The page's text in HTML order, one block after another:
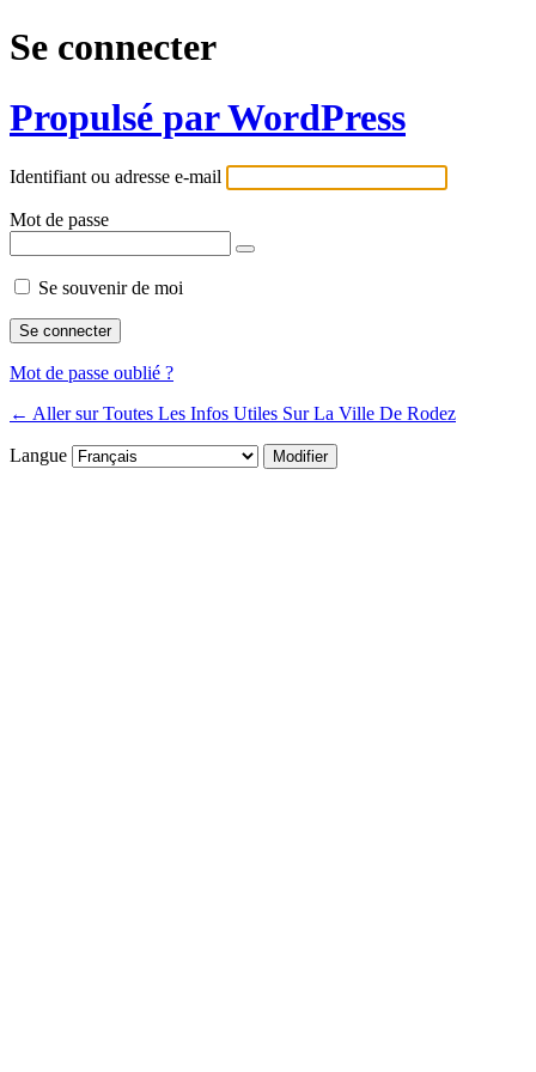
Se connecter
Propulsé par WordPress
Identifiant ou adresse e-mail
Mot de passe
Se souvenir de moi
Mot de passe oublié ?
← Aller sur Toutes Les Infos Utiles Sur La Ville De Rodez
Langue